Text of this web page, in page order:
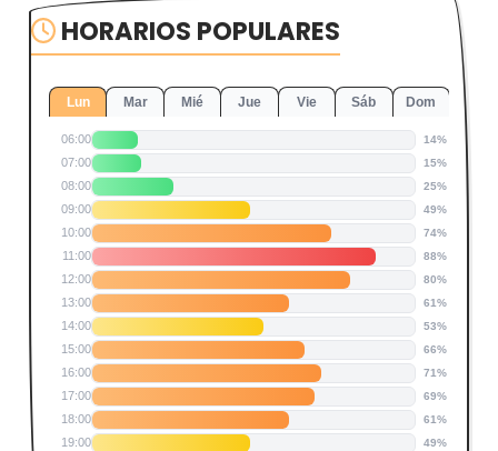
HORARIOS POPULARES
Lun Mar Mié Jue Vie Sáb Dom
06:00 14%
07:00 15%
08:00 25%
09:00 49%
10:00 74%
11:00 88%
12:00 80%
13:00 61%
14:00 53%
15:00 66%
16:00 71%
17:00 69%
18:00 61%
19:00 49%